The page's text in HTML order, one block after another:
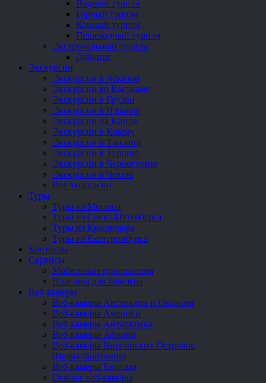
Водный туризм
Горный туризм
Конный туризм
Пешеходный туризм
Экстремальный туризм
Дайвинг
Экскурсии
Экскурсии в Абхазии
Экскурсии во Вьетнаме
Экскурсии в Грузии
Экскурсии в Израиле
Экскурсии на Кипре
Экскурсии в Крыму
Экскурсии в Таиланд
Экскурсии в Турцию
Экскурсии в Черногорию
Экскурсии в Чехию
Все экскурсии
Туры
Туры из Москвы
Туры из Санкт-Петербурга
Туры из Краснодара
Туры из Екатеринбурга
Контакты
Сервисы
Мобильные приложения
Плагины для браузера
Веб-камеры
Веб-камеры Австралии и Океании
Веб-камеры Америки
Веб-камеры Антарктики
Веб-камеры Африки
Веб-камеры Виргинских Островов
(Великобритания)
Веб-камеры Евразии
Особые веб-камеры